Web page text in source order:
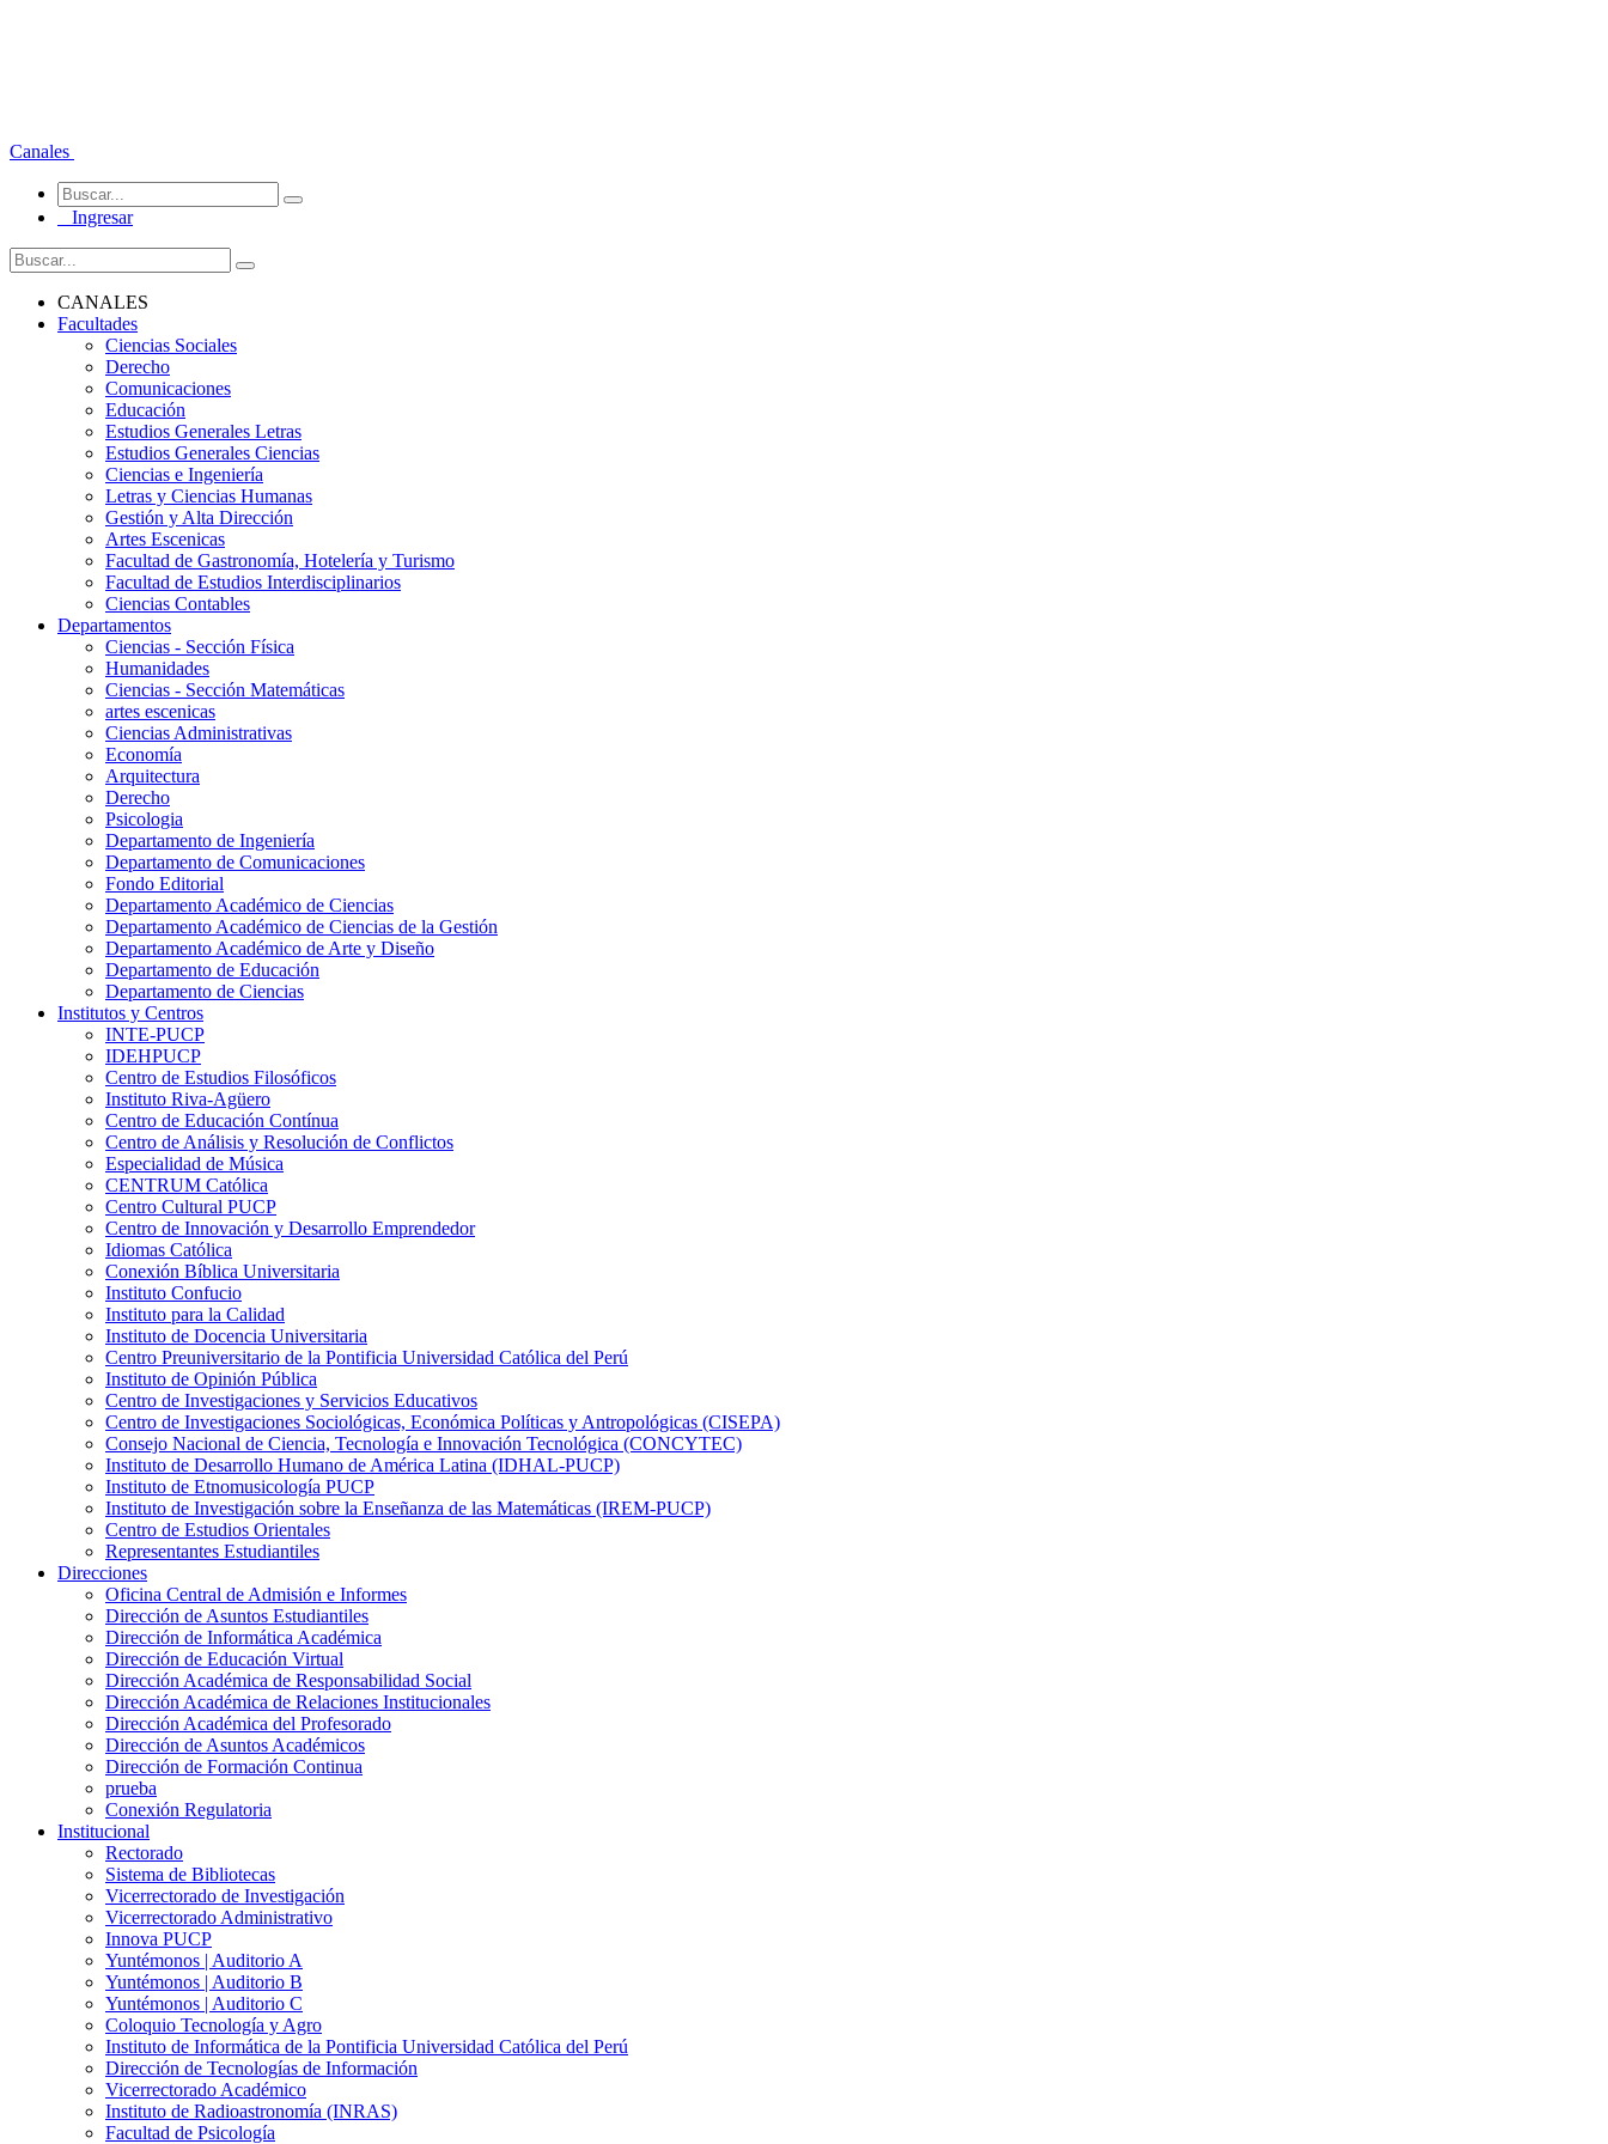
Canales
Ingresar
CANALES
Facultades
Ciencias Sociales
Derecho
Comunicaciones
Educación
Estudios Generales Letras
Estudios Generales Ciencias
Ciencias e Ingeniería
Letras y Ciencias Humanas
Gestión y Alta Dirección
Artes Escenicas
Facultad de Gastronomía, Hotelería y Turismo
Facultad de Estudios Interdisciplinarios
Ciencias Contables
Departamentos
Ciencias - Sección Física
Humanidades
Ciencias - Sección Matemáticas
artes escenicas
Ciencias Administrativas
Economía
Arquitectura
Derecho
Psicologia
Departamento de Ingeniería
Departamento de Comunicaciones
Fondo Editorial
Departamento Académico de Ciencias
Departamento Académico de Ciencias de la Gestión
Departamento Académico de Arte y Diseño
Departamento de Educación
Departamento de Ciencias
Institutos y Centros
INTE-PUCP
IDEHPUCP
Centro de Estudios Filosóficos
Instituto Riva-Agüero
Centro de Educación Contínua
Centro de Análisis y Resolución de Conflictos
Especialidad de Música
CENTRUM Católica
Centro Cultural PUCP
Centro de Innovación y Desarrollo Emprendedor
Idiomas Católica
Conexión Bíblica Universitaria
Instituto Confucio
Instituto para la Calidad
Instituto de Docencia Universitaria
Centro Preuniversitario de la Pontificia Universidad Católica del Perú
Instituto de Opinión Pública
Centro de Investigaciones y Servicios Educativos
Centro de Investigaciones Sociológicas, Económica Políticas y Antropológicas (CISEPA)
Consejo Nacional de Ciencia, Tecnología e Innovación Tecnológica (CONCYTEC)
Instituto de Desarrollo Humano de América Latina (IDHAL-PUCP)
Instituto de Etnomusicología PUCP
Instituto de Investigación sobre la Enseñanza de las Matemáticas (IREM-PUCP)
Centro de Estudios Orientales
Representantes Estudiantiles
Direcciones
Oficina Central de Admisión e Informes
Dirección de Asuntos Estudiantiles
Dirección de Informática Académica
Dirección de Educación Virtual
Dirección Académica de Responsabilidad Social
Dirección Académica de Relaciones Institucionales
Dirección Académica del Profesorado
Dirección de Asuntos Académicos
Dirección de Formación Continua
prueba
Conexión Regulatoria
Institucional
Rectorado
Sistema de Bibliotecas
Vicerrectorado de Investigación
Vicerrectorado Administrativo
Innova PUCP
Yuntémonos | Auditorio A
Yuntémonos | Auditorio B
Yuntémonos | Auditorio C
Coloquio Tecnología y Agro
Instituto de Informática de la Pontificia Universidad Católica del Perú
Dirección de Tecnologías de Información
Vicerrectorado Académico
Instituto de Radioastronomía (INRAS)
Facultad de Psicología